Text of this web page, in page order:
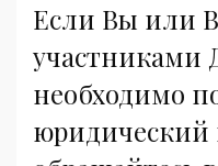
Если Вы или
участниками
необходимо
юридический